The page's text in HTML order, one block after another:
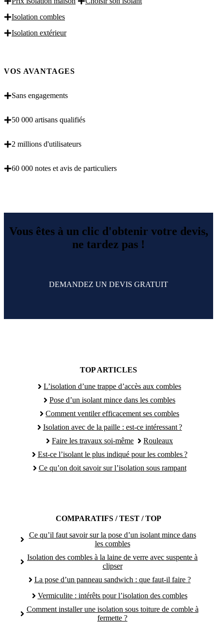
Isolation combles
Isolation extérieur
VOS AVANTAGES
Sans engagements
50 000 artisans qualifiés
2 millions d'utilisateurs
60 000 notes et avis de particuliers
Vous êtes à un clic d'obtenir votre devis,
ne tardez pas !
DEMANDEZ UN DEVIS GRATUIT
TOP ARTICLES
L’isolation d’une trappe d’accès aux combles
Pose d’un isolant mince dans les combles
Comment ventiler efficacement ses combles
Isolation avec de la paille : est-ce intéressant ?
Faire les travaux soi-même
Rouleaux
Est-ce l’isolant le plus indiqué pour les combles ?
Ce qu’on doit savoir sur l’isolation sous rampant
COMPARATIFS / TEST / TOP
Ce qu’il faut savoir sur la pose d’un isolant mince dans
les combles
Isolation des combles à la laine de verre avec suspente à
clipser
La pose d’un panneau sandwich : que faut-il faire ?
Vermiculite : intérêts pour l’isolation des combles
Comment installer une isolation sous toiture de comble à
fermette ?